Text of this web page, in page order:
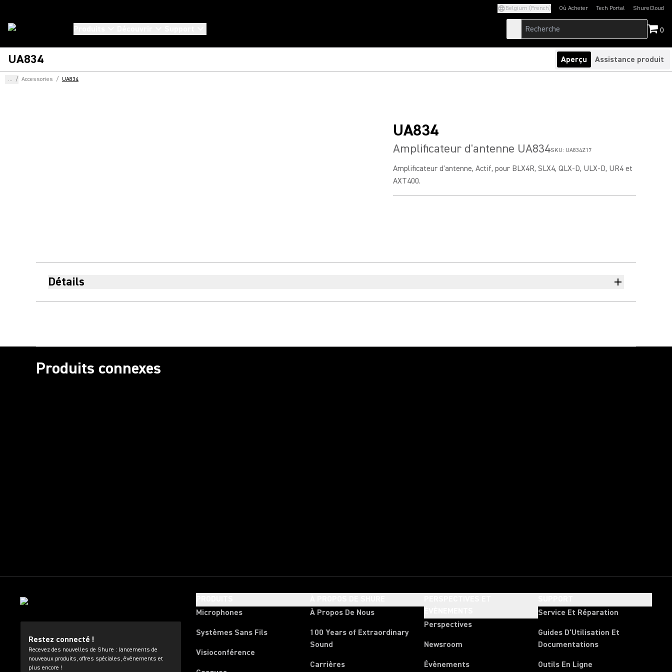
Belgium (French) Où Acheter Tech Portal
(Opens in a new tab)ShureCloud
(Opens in a new
0
UA834 Aperçu Assistance produit
... / Accessories / UA834
UA834
Amplificateur d'antenne UA834SKU: UA834Z17
Amplificateur d'antenne, Actif, pour BLX4R, SLX4, QLX-D, ULX-D, UR4 et
AXT400.
Détails
Produits connexes
Restez connecté !
Recevez des nouvelles de Shure : lancements de
nouveaux produits, offres spéciales, événements et
plus encore !
Microphones
Systèmes Sans Fils
Visioconférence
À Propos De Nous
100 Years of Extraordinary
Sound
Carrières
Perspectives
Newsroom
Évènements
Service Et Réparation
Guides D'Utilisation Et
Documentations
Outils En Ligne